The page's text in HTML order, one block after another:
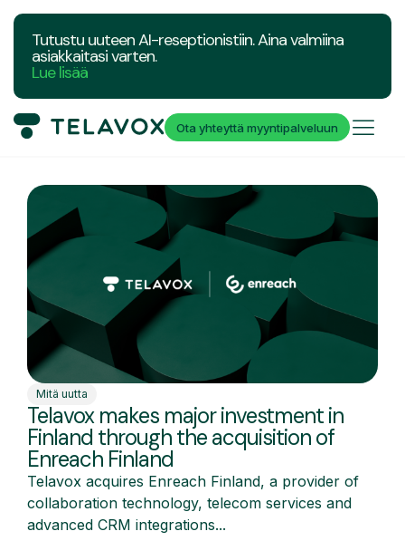
Tutustu uuteen AI-reseptionistiin. Aina valmiina
asiakkaitasi varten.
Lue lisää
Ota yhteyttä myyntipalveluun
Mitä uutta
Telavox makes major investment in
Finland through the acquisition of
Enreach Finland
Telavox acquires Enreach Finland, a provider of
collaboration technology, telecom services and
advanced CRM integrations...